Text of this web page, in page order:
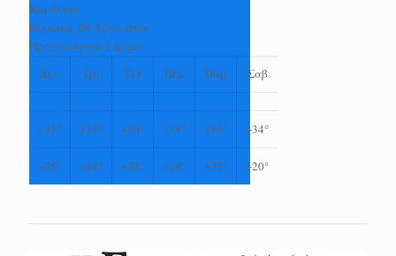
Καρδίτσα
Κυριακή, 09 Αύγουστος
Πρόγνωση για 7 μέρες
Δευ
Τρι Τετ Πεμ Παρ Σαβ
+35° +39° +40° +39° +36° +34°
+25° +24° +24° +24° +23° +20°